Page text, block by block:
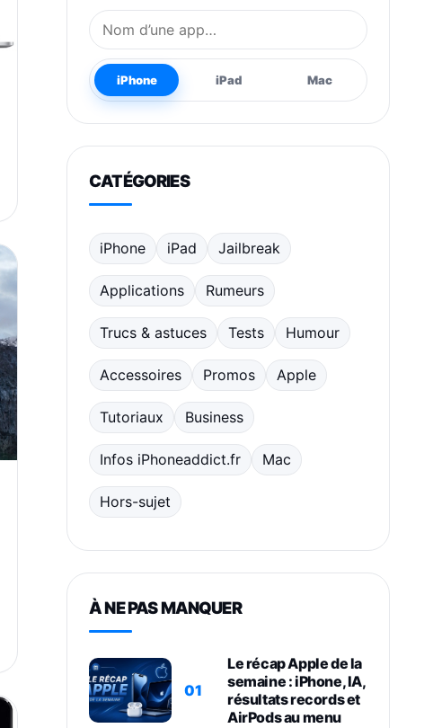
Nom de l’application
iPhone iPad Mac
CATÉGORIES
iPhone iPad Jailbreak
Applications Rumeurs
Trucs & astuces Tests Humour
Accessoires Promos Apple
Tutoriaux Business
Infos iPhoneaddict.fr Mac
Hors-sujet
À NE PAS MANQUER
01
Le récap Apple de la
semaine : iPhone, IA,
résultats records et
AirPods au menu